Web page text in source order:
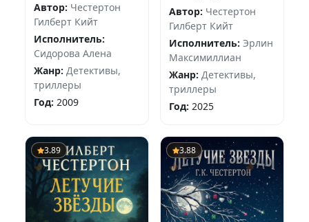
Автор: Честертон
Гилберт Кийт
Исполнитель:
Сидорова Алена
Жанр: Детективы,
триллеры
Год: 2009
Автор: Честертон
Гилберт Кийт
Исполнитель: Эрлин
Максимиллиан
Жанр: Детективы,
триллеры
Год: 2025
3.89 3.88